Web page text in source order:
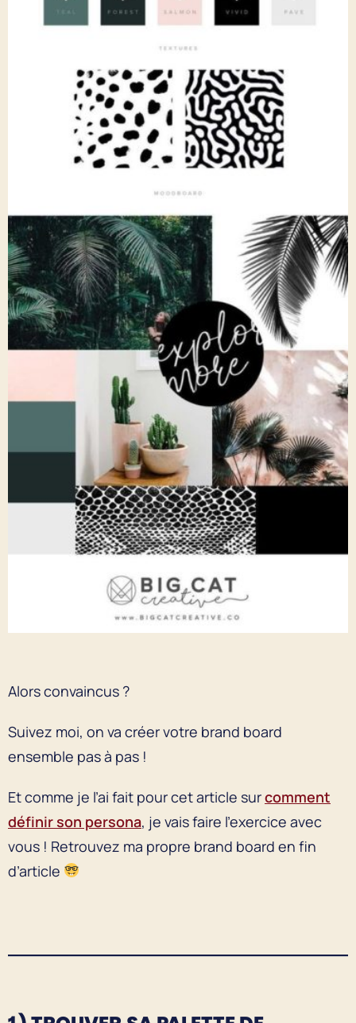
Alors convaincus ?
Suivez moi, on va créer votre brand board
ensemble pas à pas !
Et comme je l’ai fait pour cet article surcomment
définir son persona, je vais faire l’exercice avec
vous ! Retrouvez ma propre brand board en fin
d’article